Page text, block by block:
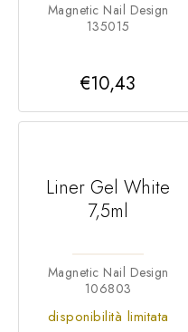
Magnetic Nail Design
135015
€10,43
Liner Gel White
7,5ml
Magnetic Nail Design
106803
disponibilità limitata